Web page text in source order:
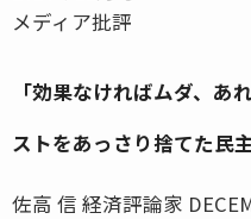
メディア批評
「効果なければムダ、あ
ストをあっさり捨てた民
佐高 信 経済評論家